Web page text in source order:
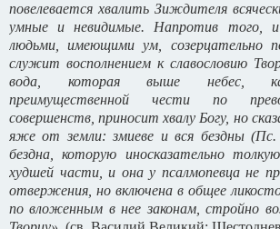
повелевается хвалить Зиждителя
умные и невидимые. Напротив того,
людьми, имеющими ум, созерцательно
служит восполнением к славословию
вода, которая выше небес,
преимущественной чести по
совершенств, приносит хвалу Богу, но
яже от земли: змиеве и вся бездны
бездна, которую иносказательно
худшей части, и она у псалмопевца не
отвержения, но включена в общее
по вложенным в нее законам, стройно